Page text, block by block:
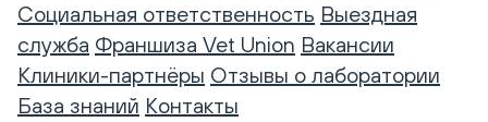
Социальная ответственность Выездная
служба Франшиза Vet Union Вакансии
Клиники-партнёры Отзывы о лаборатории
База знаний Контакты